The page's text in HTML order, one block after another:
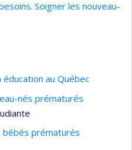
Soigner les nouveau-
au Québec
nés prématurés
bébés prématurés